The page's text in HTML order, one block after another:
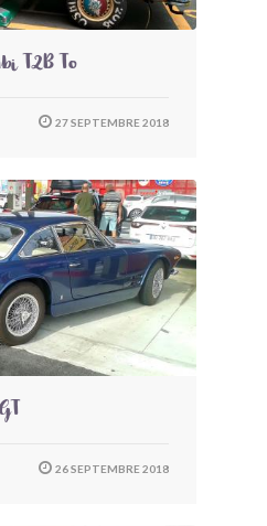
T2B To
27 SEPTEMBRE 2018
26 SEPTEMBRE 2018